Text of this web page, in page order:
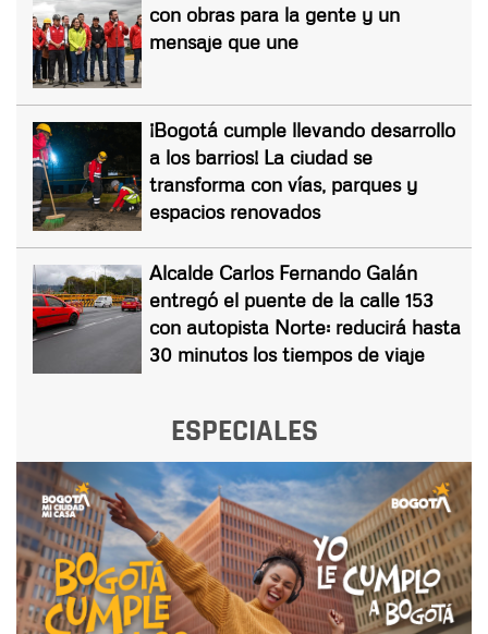
con obras para la gente y un
mensaje que une
¡Bogotá cumple llevando desarrollo
a los barrios! La ciudad se
transforma con vías, parques y
espacios renovados
Alcalde Carlos Fernando Galán
entregó el puente de la calle 153
con autopista Norte: reducirá hasta
30 minutos los tiempos de viaje
ESPECIALES